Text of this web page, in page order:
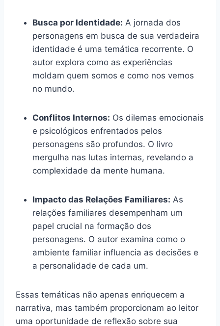
Busca por Identidade: A jornada dos
personagens em busca de sua verdadeira
identidade é uma temática recorrente. O
autor explora como as experiências
moldam quem somos e como nos vemos
no mundo.
Conflitos Internos: Os dilemas emocionais
e psicológicos enfrentados pelos
personagens são profundos. O livro
mergulha nas lutas internas, revelando a
complexidade da mente humana.
Impacto das Relações Familiares: As
relações familiares desempenham um
papel crucial na formação dos
personagens. O autor examina como o
ambiente familiar influencia as decisões e
a personalidade de cada um.
Essas temáticas não apenas enriquecem a
narrativa, mas também proporcionam ao leitor
uma oportunidade de reflexão sobre sua